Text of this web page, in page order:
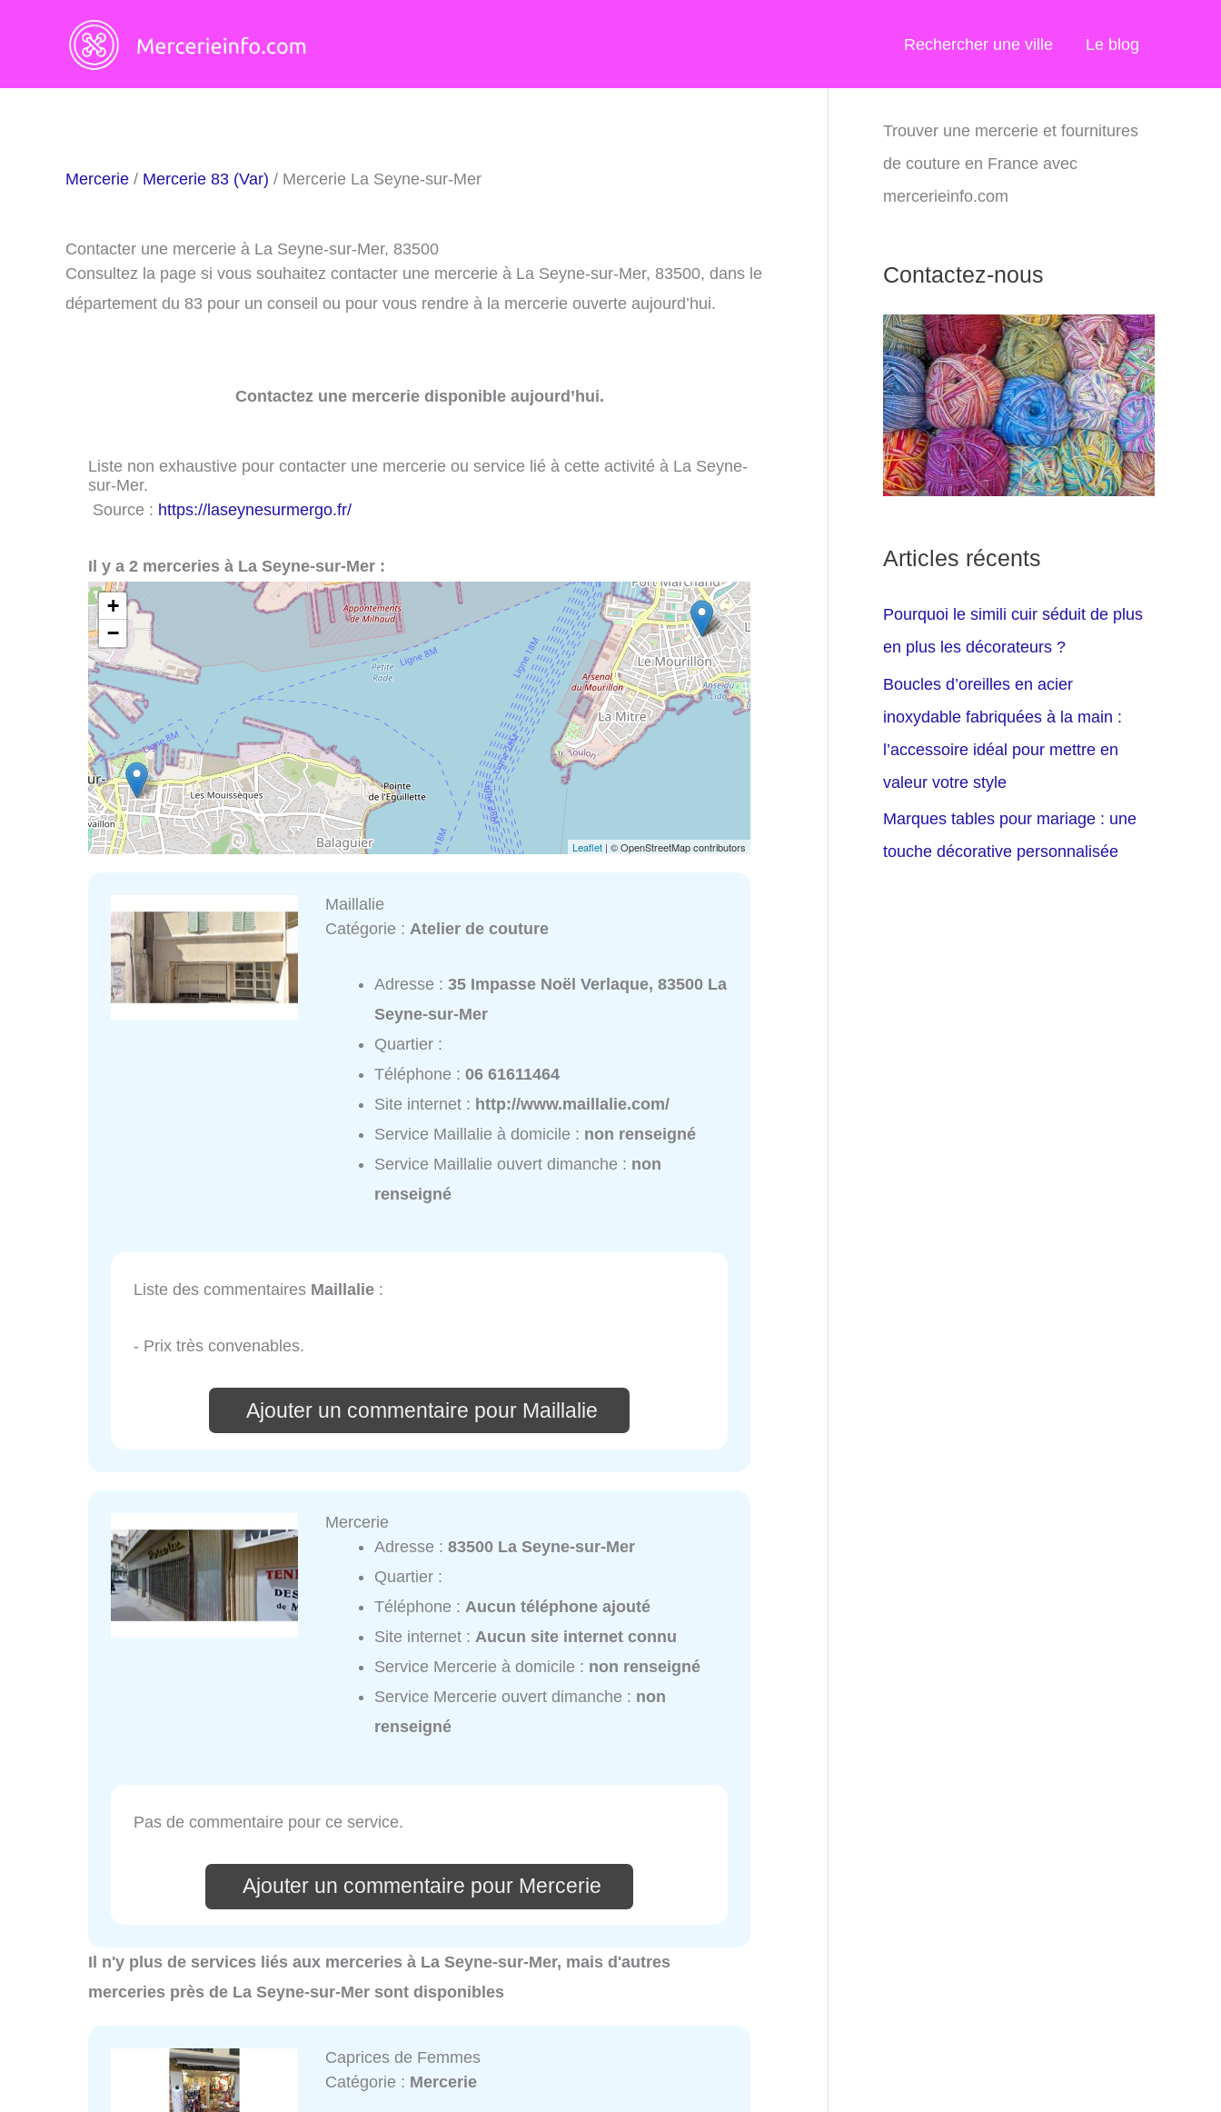
Rechercher une ville Le blog
Mercerie / Mercerie 83 (Var) / Mercerie La Seyne-sur-Mer
Contacter une mercerie à La Seyne-sur-Mer, 83500
Consultez la page si vous souhaitez contacter une mercerie à La Seyne-sur-Mer, 83500, dans le
département du 83 pour un conseil ou pour vous rendre à la mercerie ouverte aujourd’hui.
Contactez une mercerie disponible aujourd’hui.
Liste non exhaustive pour contacter une mercerie ou service lié à cette activité à La Seyne-
sur-Mer.
Source : https://laseynesurmergo.fr/
Il y a 2 merceries à La Seyne-sur-Mer :
+
−
Leaflet | © OpenStreetMap contributors
Maillalie
Catégorie : Atelier de couture
Adresse :35 Impasse Noël Verlaque, 83500 La
Seyne-sur-Mer
Quartier :
Téléphone :06 61611464
Site internet : http://www.maillalie.com/
Service Maillalie à domicile : non renseigné
Service Maillalie ouvert dimanche : non
renseigné
Liste des commentaires Maillalie :
- Prix très convenables.
Ajouter un commentaire pour Maillalie
Mercerie
Adresse :83500 La Seyne-sur-Mer
Quartier :
Téléphone : Aucun téléphone ajouté
Site internet : Aucun site internet connu
Service Mercerie à domicile : non renseigné
Service Mercerie ouvert dimanche : non
renseigné
Pas de commentaire pour ce service.
Ajouter un commentaire pour Mercerie
Il n'y plus de services liés aux merceries à La Seyne-sur-Mer, mais d'autres
merceries près de La Seyne-sur-Mer sont disponibles
Caprices de Femmes
Catégorie : Mercerie
Trouver une mercerie et fournitures
de couture en France avec
mercerieinfo.com
Contactez-nous
Articles récents
Pourquoi le simili cuir séduit de plus
en plus les décorateurs ?
Boucles d’oreilles en acier
inoxydable fabriquées à la main :
l’accessoire idéal pour mettre en
valeur votre style
Marques tables pour mariage : une
touche décorative personnalisée